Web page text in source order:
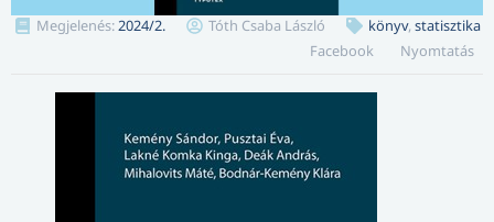
Megjelenés:2024/2. Tóth Csaba László könyv, statisztika
Facebook
Nyomtatás